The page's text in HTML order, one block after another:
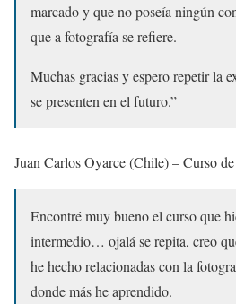
marcado y que no poseía ningún
que a fotografía se refiere.
Muchas gracias y espero repetir la
se presenten en el futuro.”
Juan Carlos Oyarce (Chile) – Curso
Encontré muy bueno el curso que
intermedio… ojalá se repita, creo
he hecho relacionadas con la
donde más he aprendido.